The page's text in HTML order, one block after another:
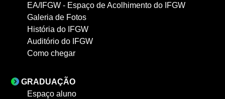
EA/IFGW - Espaço de Acolhimento do IFGW
Galeria de Fotos
História do IFGW
Auditório do IFGW
Como chegar
GRADUAÇÃO
Espaço aluno